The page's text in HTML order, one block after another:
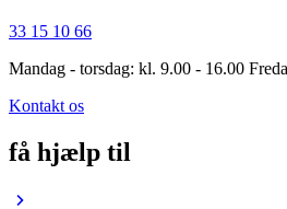
33 15 10 66
Mandag - torsdag: kl. 9.00 - 16.00
Kontakt os
få hjælp til